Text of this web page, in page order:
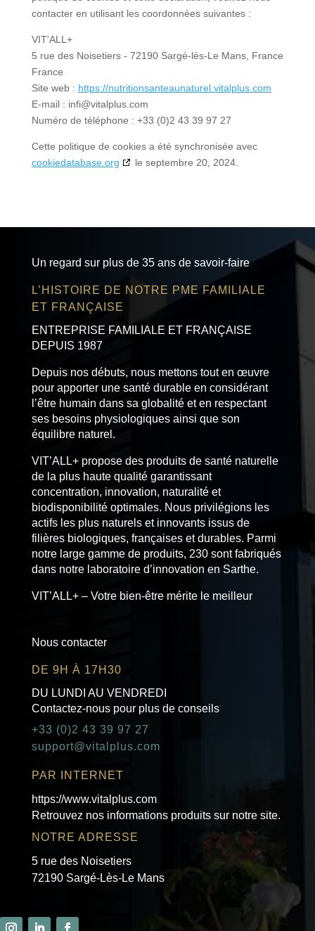
contacter en utilisant les coordonnées suivantes :
VIT'ALL+
5 rue des Noisetiers - 72190 Sargé-lès-Le Mans, France
France
Site web : https://nutritionsanteaunaturel.vitalplus.com
E-mail : infi@vitalplus.com
Numéro de téléphone : +33 (0)2 43 39 97 27
Cette politique de cookies a été synchronisée avec
cookiedatabase.org
le septembre 20, 2024.
Un regard sur plus de 35 ans de savoir-faire
L’HISTOIRE DE NOTRE PME FAMILIALE
ET FRANÇAISE
ENTREPRISE FAMILIALE ET FRANÇAISE
DEPUIS 1987
Depuis nos débuts, nous mettons tout en œuvre
pour apporter une santé durable en considérant
l’être humain dans sa globalité et en respectant
ses besoins physiologiques ainsi que son
équilibre naturel.
VIT’ALL+ propose des produits de santé naturelle
de la plus haute qualité garantissant
concentration, innovation, naturalité et
biodisponibilité optimales. Nous privilégions les
actifs les plus naturels et innovants issus de
filières biologiques, françaises et durables. Parmi
notre large gamme de produits, 230 sont fabriqués
dans notre laboratoire d’innovation en Sarthe.
VIT’ALL+ – Votre bien-être mérite le meilleur
Nous contacter
DE 9H À 17H30
DU LUNDI AU VENDREDI
Contactez-nous pour plus de conseils
+33 (0)2 43 39 97 27
support@vitalplus.com
PAR INTERNET
https://www.vitalplus.com
Retrouvez nos informations produits sur notre site.
NOTRE ADRESSE
5 rue des Noisetiers
72190 Sargé-Lès-Le Mans